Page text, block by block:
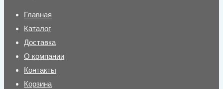
Главная
Каталог
Доставка
О компании
Контакты
Корзина